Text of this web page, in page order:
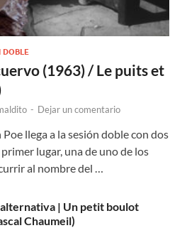
DOBLE
(1963) / Le puits et
- Dejar un comentario
llega a la sesión doble con dos
lugar, una de uno de los
al nombre del …
alternativa | Un petit boulot
Chaumeil)